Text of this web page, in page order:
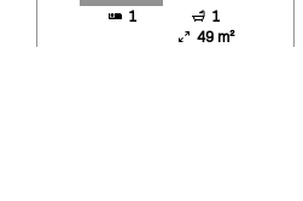
1
1
49 m²